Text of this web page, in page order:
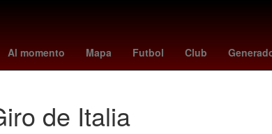
Al momento Mapa Futbol Club
Cristiano Ronaldo The Addams Family 26 de
de Italia